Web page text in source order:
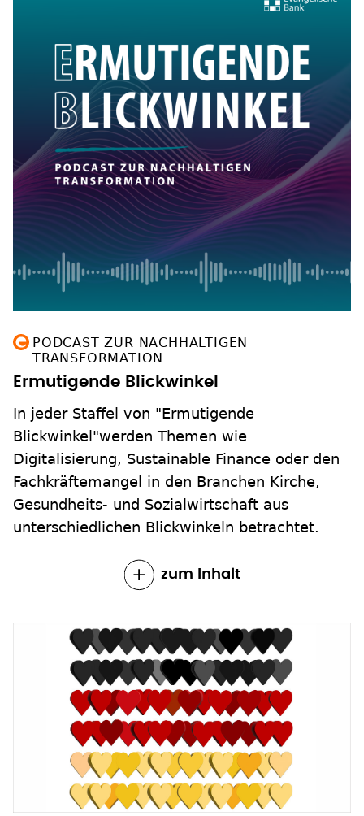
PODCAST ZUR NACHHALTIGEN
TRANSFORMATION
Ermutigende Blickwinkel
In jeder Staffel von "Ermutigende
Blickwinkel"werden Themen wie
Digitalisierung, Sustainable Finance oder den
Fachkräftemangel in den Branchen Kirche,
Gesundheits- und Sozialwirtschaft aus
unterschiedlichen Blickwinkeln betrachtet.
zum Inhalt